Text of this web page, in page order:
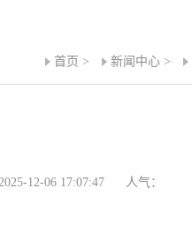
首页 > 新闻中心 >
12-06 17:07:47 人气：